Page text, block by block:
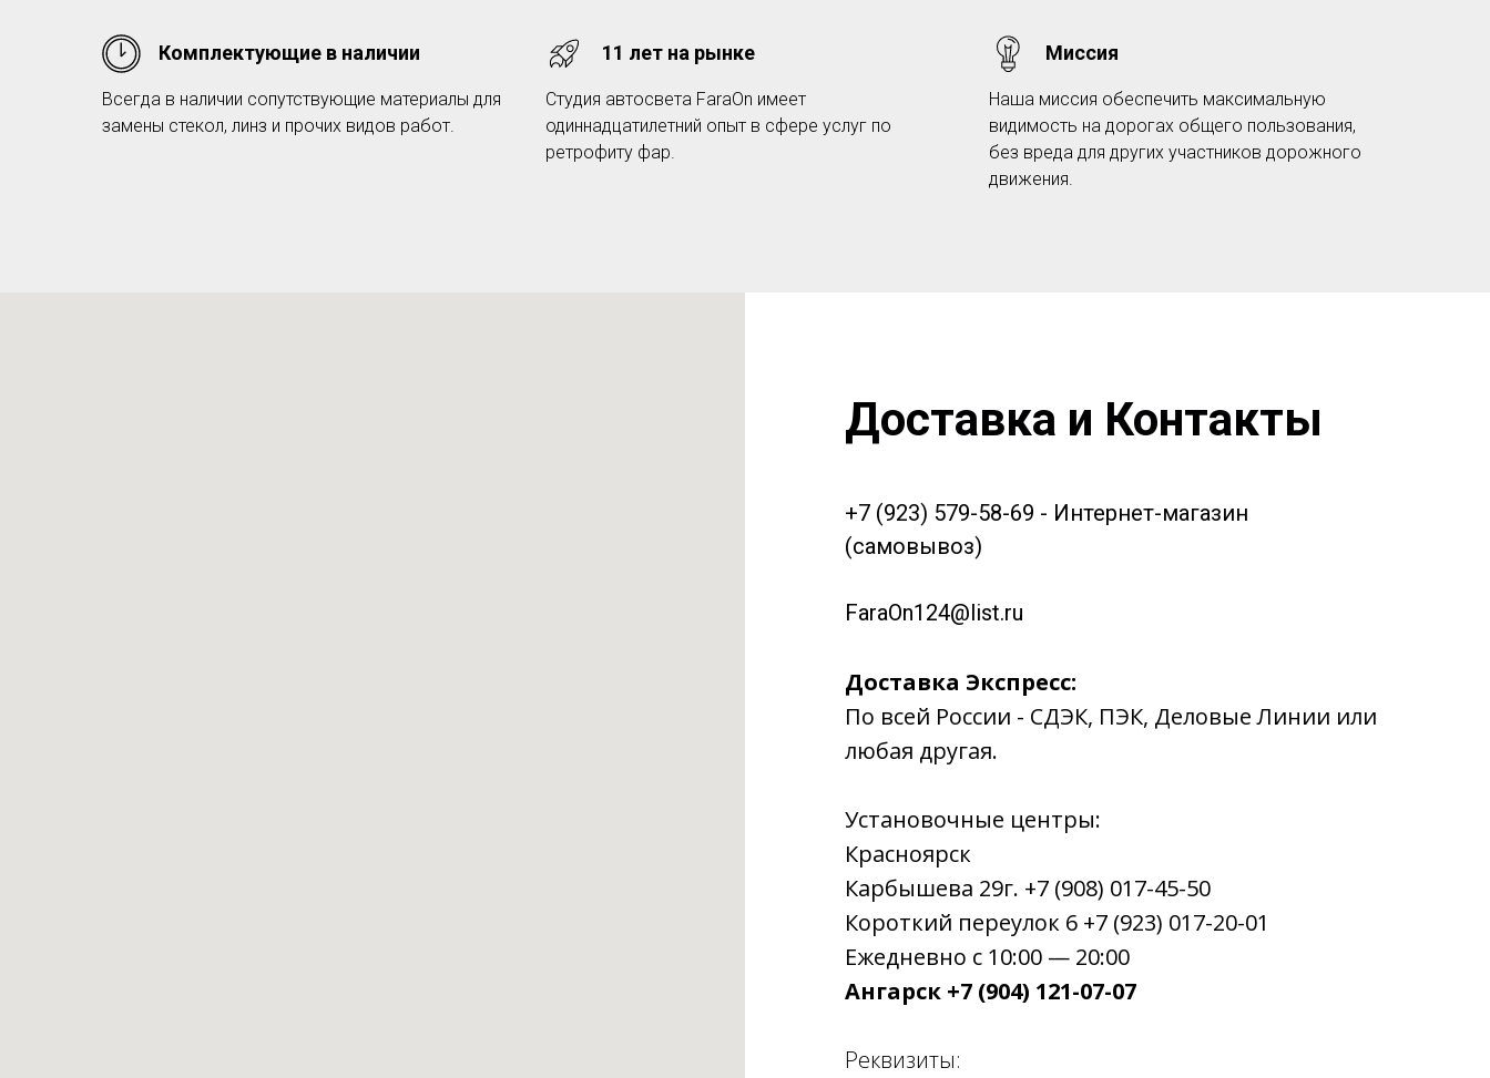
Комплектующие в наличии
Всегда в наличии сопутствующие материалы для
замены стекол, линз и прочих видов работ.
11 лет на рынке
Студия автосвета FaraOn имеет
одиннадцатилетний опыт в сфере услуг по
ретрофиту фар.
Миссия
Наша миссия обеспечить максимальную
видимость на дорогах общего пользования,
без вреда для других участников дорожного
движения.
Доставка и Контакты
+7 (923) 579-58-69 - Интернет-магазин
(самовывоз)
FaraOn124@list.ru
Доставка Экспресс:
По всей России - СДЭК, ПЭК, Деловые Линии или
любая другая.
Установочные центры:
Красноярск
Карбышева 29г. +7 (908) 017-45-50
Короткий переулок 6 +7 (923) 017-20-01
Ежедневно с 10:00 — 20:00
Ангарск +7 (904) 121-07-07
Реквизиты: